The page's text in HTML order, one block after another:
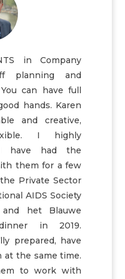
in Company
planning and
can have full
hands. Karen
and creative,
I highly
have had the
them for a few
Private Sector
AIDS Society
het Blauwe
in 2019.
prepared, have
at the same time.
to work with